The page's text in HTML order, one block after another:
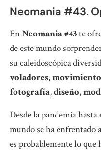
Neomania #43.
EnNeomania #43te
de este mundo
su caleidoscópica
voladores,
fotografía,diseño,
Desde la pandemia
mundo se ha enfrentado
es probablemente lo que